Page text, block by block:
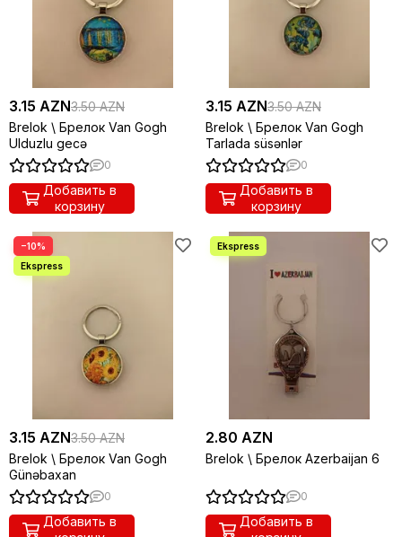
3.15 AZN3.50 AZN
Brelok \ Брелок Van Gogh
Ulduzlu gecə
0
Добавить в
корзину
3.15 AZN3.50 AZN
Brelok \ Брелок Van Gogh
Tarlada süsənlər
0
Добавить в
корзину
−10%
3.15 AZN3.50 AZN
Brelok \ Брелок Van Gogh
Günəbaxan
0
Добавить в
2.80 AZN
Brelok \ Брелок Azerbaijan 6
0
Добавить в